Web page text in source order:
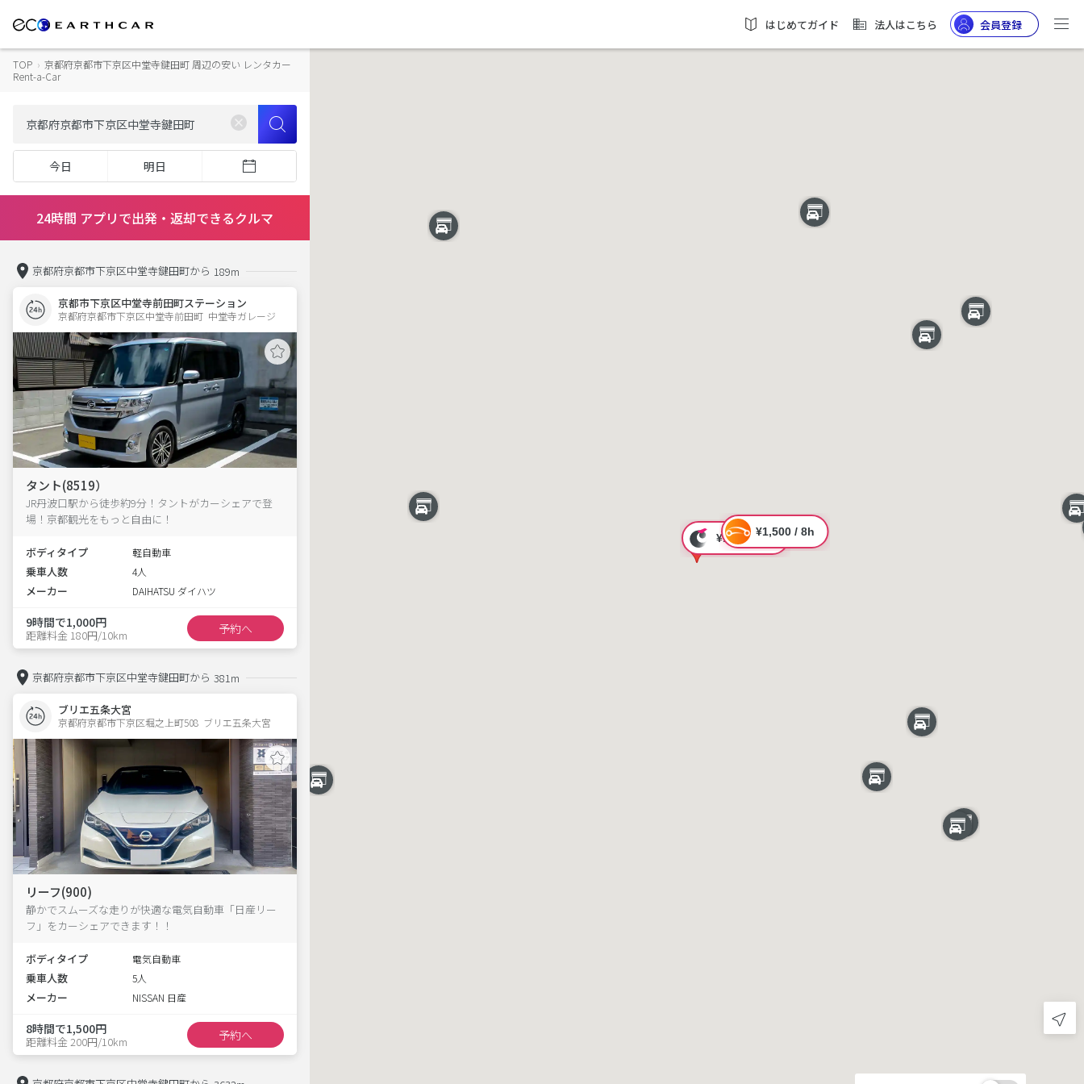
はじめてガイド 法人はこちら 会員登録
TOP › 京都府京都市下京区中堂寺鍵田町 周辺の安い レンタカー
Rent-a-Car
今日 明日
24時間 アプリで出発・返却できるクルマ
京都府京都市下京区中堂寺鍵田町から 189m
京都市下京区中堂寺前田町ステーション
京都府京都市下京区中堂寺前田町  中堂寺ガレージ
タント(8519）
JR丹波口駅から徒歩約9分！タントがカーシェアで登
場！京都観光をもっと自由に！
ボディタイプ 軽自動車
乗車人数 4人
メーカー DAIHATSU ダイハツ
9時間で1,000円
距離料金 180円/10km 予約へ
京都府京都市下京区中堂寺鍵田町から 381m
ブリエ五条大宮
京都府京都市下京区堀之上町508  ブリエ五条大宮
リーフ(900)
静かでスムーズな走りが快適な電気自動車「日産リー
フ」をカーシェアできます！！
ボディタイプ 電気自動車
乗車人数 5人
メーカー NISSAN 日産
8時間で1,500円
距離料金 200円/10km 予約へ